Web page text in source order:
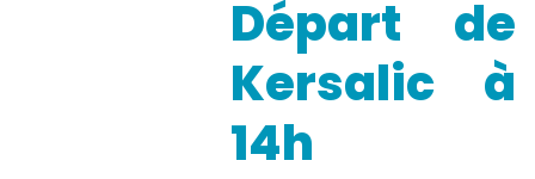
Départ de
Kersalic à
14h